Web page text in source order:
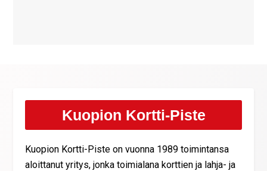
Kuopion Kortti-Piste
Kuopion Kortti-Piste on vuonna 1989 toimintansa
aloittanut yritys, jonka toimialana korttien ja lahja- ja